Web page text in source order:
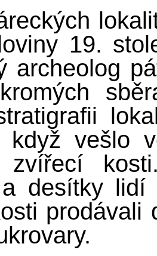
19.
archeolog
když vešlo
zvířecí
desítky lidí
prodávali